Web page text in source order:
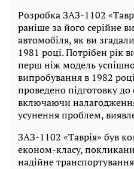
Розробка ЗАЗ-1102
раніше за його серійне
автомобіля, як ви
1981 році. Потрібен рік
перш ніж модель
випробування в 1982
проведено підготовку
включаючи налагодження
усунення проблем,
ЗАЗ-1102 «Таврія» був
економ-класу,
надійне